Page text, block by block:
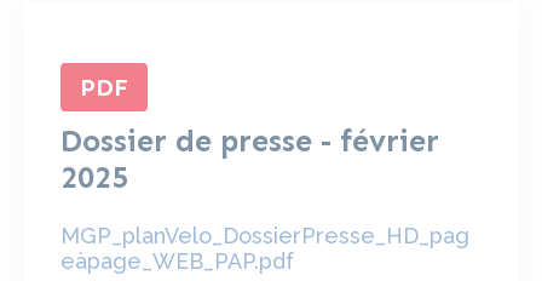
PDF
Dossier de presse - février
2025
MGP_planVelo_DossierPresse_HD_pag
eàpage_WEB_PAP.pdf